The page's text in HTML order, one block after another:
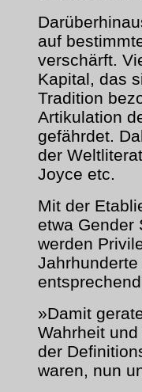
auf
verschärft.
Kapital, das
Tradition
Artikulation
gefährdet.
der
Joyce etc.
Mit der
etwa Gender
werden
»Damit
Wahrheit
der
waren, nun